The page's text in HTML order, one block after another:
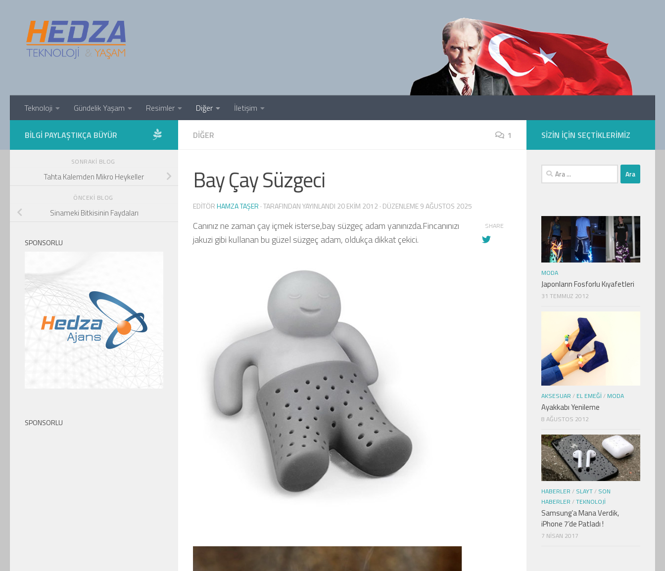
Teknoloji Gündelik Yaşam Resimler Diğer İletişim
DIĞER 1
Bay Çay Süzgeci
EDITÖRHAMZA TAŞER · TARAFINDAN YAYINLANDI 20 EKIM 2012 · DÜZENLEME9 AĞUSTOS 2025
Canınız ne zaman çay içmek isterse,bay süzgeç adam yanınızda.Fincanınızı
jakuzi gibi kullanan bu güzel süzgeç adam, oldukça dikkat çekici.
SHARE
BILGI PAYLAŞTIKÇA BÜYÜR
SONRAKI BLOG
Tahta Kalemden Mikro Heykeller
ÖNCEKI BLOG
Sinameki Bitkisinin Faydaları
SPONSORLU
SPONSORLU
SIZIN IÇIN SEÇTIKLERIMIZ
Arama:
MODA
Japonların Fosforlu Kıyafetleri
31 TEMMUZ 2012
AKSESUAR / EL EMEĞI / MODA
Ayakkabı Yenileme
8 AĞUSTOS 2012
HABERLER / SLAYT/ SON
HABERLER /TEKNOLOJI
Samsung’a Mana Verdik,
iPhone 7’de Patladı !
7 NISAN 2017